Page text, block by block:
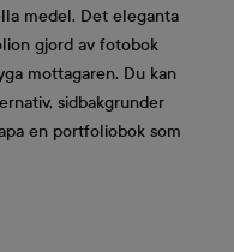
medel. Det eleganta
gjord av fotobok
mottagaren. Du kan
sidbakgrunder
en portfoliobok som